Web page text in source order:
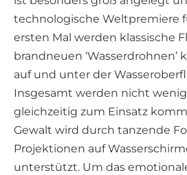
technologische Weltpremiere
ersten Mal werden klassische
brandneuen ‘Wasserdrohnen’
auf und unter der
Insgesamt werden nicht
gleichzeitig zum Einsatz
Gewalt wird durch tanzende
Projektionen auf
unterstützt. Um das